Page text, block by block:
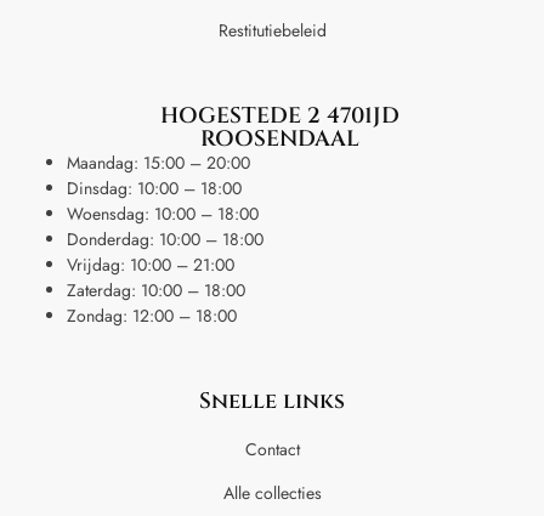
Restitutiebeleid
HOGESTEDE 2 4701JD
ROOSENDAAL
Maandag: 15:00 – 20:00
Dinsdag: 10:00 – 18:00
Woensdag: 10:00 – 18:00
Donderdag: 10:00 – 18:00
Vrijdag: 10:00 – 21:00
Zaterdag: 10:00 – 18:00
Zondag: 12:00 – 18:00
Snelle links
Contact
Alle collecties